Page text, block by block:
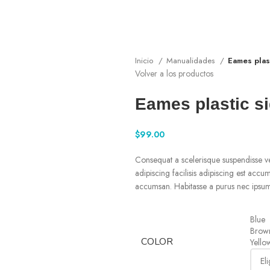
Inicio Manualidades Eames
Volver a los productos
Eames plastic
$99.00
Consequat a scelerisque suspendisse
adipiscing facilisis adipiscing est
accumsan. Habitasse a purus nec
COLOR
Blue